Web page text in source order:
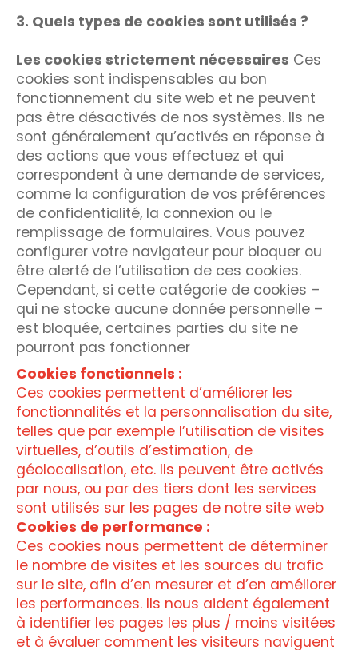
3. Quels types de cookies sont utilisés ?
Les cookies strictement nécessaires Ces
cookies sont indispensables au bon
fonctionnement du site web et ne peuvent
pas être désactivés de nos systèmes. Ils ne
sont généralement qu’activés en réponse à
des actions que vous effectuez et qui
correspondent à une demande de services,
comme la configuration de vos préférences
de confidentialité, la connexion ou le
remplissage de formulaires. Vous pouvez
configurer votre navigateur pour bloquer ou
être alerté de l’utilisation de ces cookies.
Cependant, si cette catégorie de cookies –
qui ne stocke aucune donnée personnelle –
est bloquée, certaines parties du site ne
pourront pas fonctionner
Cookies fonctionnels :
Ces cookies permettent d’améliorer les
fonctionnalités et la personnalisation du site,
telles que par exemple l’utilisation de visites
virtuelles, d’outils d’estimation, de
géolocalisation, etc. Ils peuvent être activés
par nous, ou par des tiers dont les services
sont utilisés sur les pages de notre site web
Cookies de performance :
Ces cookies nous permettent de déterminer
le nombre de visites et les sources du trafic
sur le site, afin d’en mesurer et d’en améliorer
les performances. Ils nous aident également
à identifier les pages les plus / moins visitées
et à évaluer comment les visiteurs naviguent